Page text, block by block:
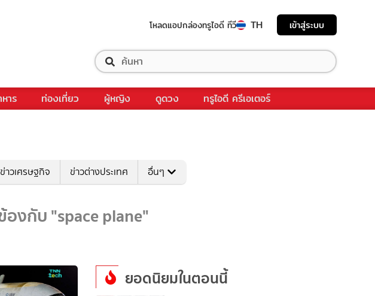
โหลดแอปกล่องทรูไอดี ทีวี TH เข้าสู่ระบบ
าร ท่องเที่ยว ผู้หญิง ดูดวง ทรูไอดี ครีเอเตอร์
ข่าวเศรษฐกิจ ข่าวต่างประเทศ อื่นๆ
องกับ "space plane"
ยอดนิยมในตอนนี้